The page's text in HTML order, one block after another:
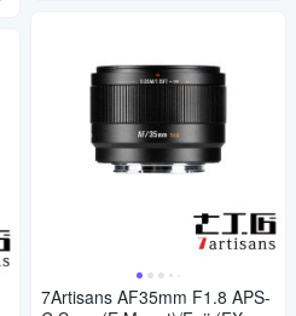
7Artisans AF35mm F1.8 APS-